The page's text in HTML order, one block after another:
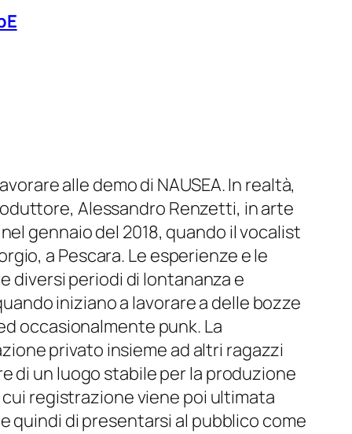
alle demo di NAUSEA. In realtà,
Alessandro Renzetti, in arte
gennaio del 2018, quando il vocalist
a Pescara. Le esperienze e le
diversi periodi di lontananza e
iniziano a lavorare a delle bozze
occasionalmente punk. La
privato insieme ad altri ragazzi
di un luogo stabile per la produzione
cui registrazione viene poi ultimata
quindi di presentarsi al pubblico come